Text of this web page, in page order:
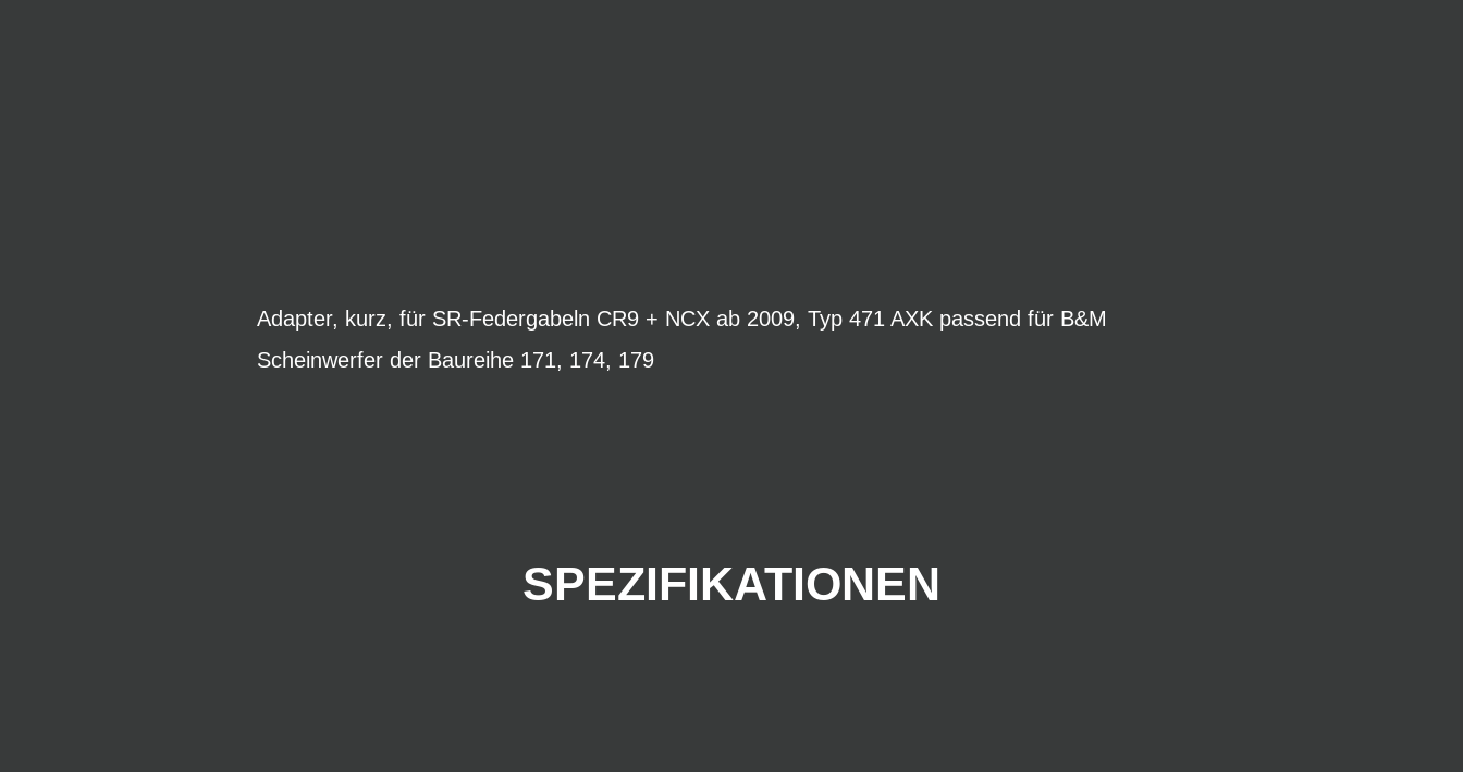
Adapter, kurz, für SR-Federgabeln CR9 + NCX ab 2009, Typ 471 AXK passend für B&M
Scheinwerfer der Baureihe 171, 174, 179
SPEZIFIKATIONEN